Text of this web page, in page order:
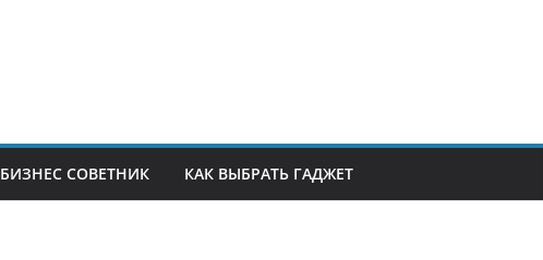
БИЗНЕС СОВЕТНИК КАК ВЫБРАТЬ ГАДЖЕТ